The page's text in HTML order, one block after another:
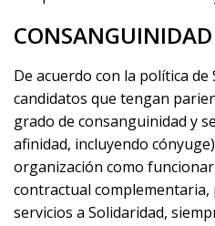
CONSANGUINIDAD
De acuerdo con la política de
candidatos que tengan
grado de consanguinidad y
afinidad, incluyendo
organización como
contractual
servicios a Solidaridad,